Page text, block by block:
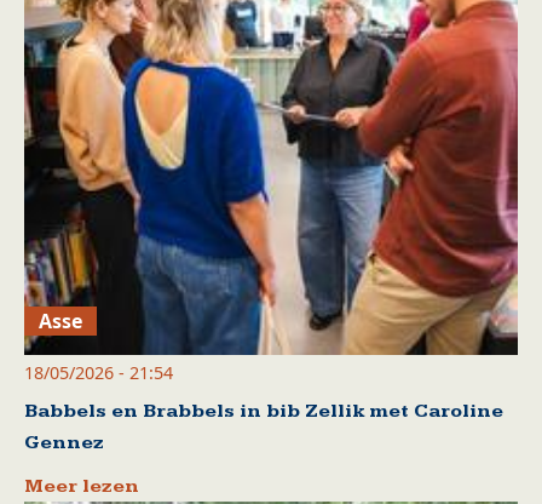
Asse
18/05/2026 - 21:54
Babbels en Brabbels in bib Zellik met Caroline
Gennez
Meer lezen